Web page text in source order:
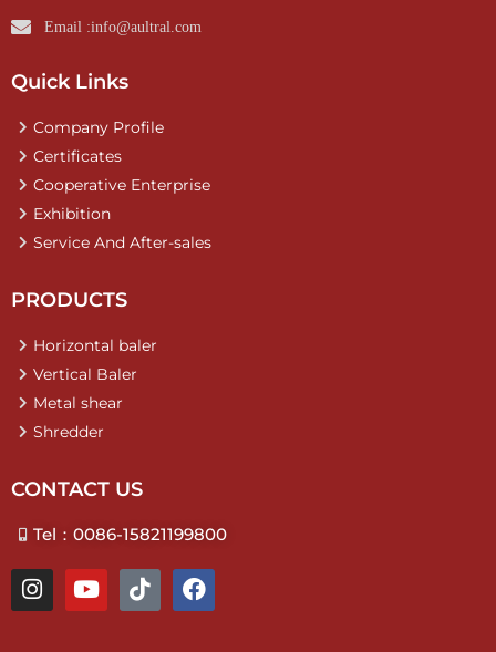
Email :info@aultral.com
Quick Links
Company Profile
Certificates
Cooperative Enterprise
Exhibition
Service And After-sales
PRODUCTS
Horizontal baler
Vertical Baler
Metal shear
Shredder
CONTACT US
Tel：0086-15821199800
I
n
Y
o
T
i
F
a